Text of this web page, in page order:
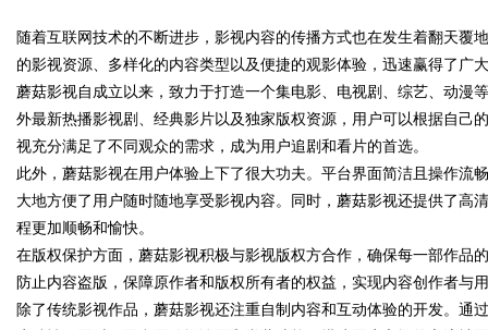
uz
随着互联网技术的不断进步，影视内容的传播方式也在发生着翻天覆
的影视资源、多样化的内容类型以及便捷的观影体验，迅速赢得了广
蘑菇影视自成立以来，致力于打造一个集电影、电视剧、综艺、动漫
外最新热播影视剧、经典影片以及独家版权资源，用户可以根据自己
视充分满足了不同观众的需求，成为用户追剧和看片的首选。
此外，蘑菇影视在用户体验上下了很大功夫。平台界面简洁且操作流
大地方便了用户随时随地享受影视内容。同时，蘑菇影视还提供了高
程更加顺畅和愉快。
在版权保护方面，蘑菇影视积极与影视版权方合作，确保每一部作品
防止内容盗版，保障原作者和版权所有者的权益，实现内容创作者与
除了传统影视作品，蘑菇影视还注重自制内容和互动体验的开发。通
发体系全解析